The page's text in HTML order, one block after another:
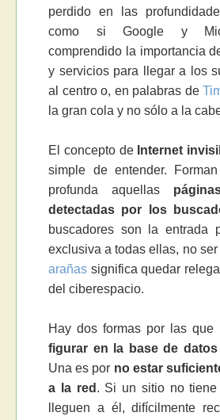
perdido en las
como si Google y
comprendido la importancia
y servicios para llegar a los
al centro o, en palabras de
la gran cola y no sólo a la
El concepto de Internet
simple de entender.
profunda aquellas
detectadas por los
buscadores son la entrada
exclusiva a todas ellas, no
arañas significa quedar
del ciberespacio.
Hay dos formas por las que
figurar en la base de
Una es por no estar
a la red . Si un sitio no
lleguen a él, difícilmente